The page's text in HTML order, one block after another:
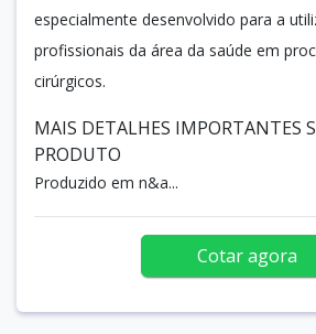
especialmente desenvolvido para a
profissionais da área da saúde em
cirúrgicos.
MAIS DETALHES IMPORTANTES
PRODUTO
Produzido em n&a...
Cotar agora